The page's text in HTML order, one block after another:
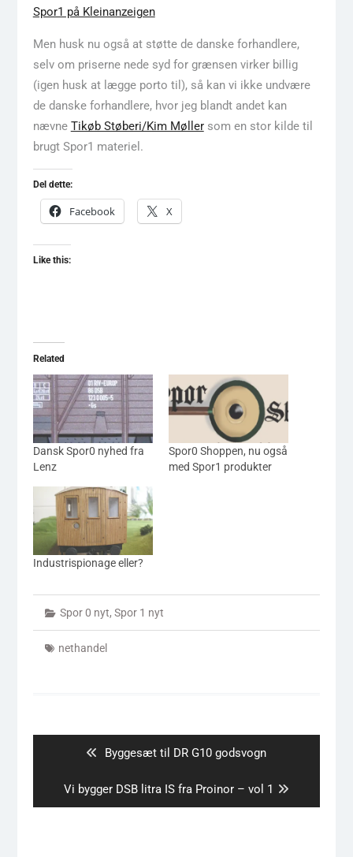
Spor1 på Kleinanzeigen
Men husk nu også at støtte de danske forhandlere,
selv om priserne nede syd for grænsen virker billig
(igen husk at lægge porto til), så kan vi ikke undvære
de danske forhandlere, hvor jeg blandt andet kan
nævne Tikøb Støberi/Kim Møllersom en stor kilde til
brugt Spor1 materiel.
Del dette:
Facebook X
Like this:
Related
Dansk Spor0 nyhed fra
Lenz
Spor0 Shoppen, nu også
med Spor1 produkter
Industrispionage eller?
Spor 0 nyt, Spor 1 nyt
nethandel
Previous
Byggesæt til DR G10 godsvogn
Next
post:
Vi bygger DSB litra IS fra Proinor – vol 1